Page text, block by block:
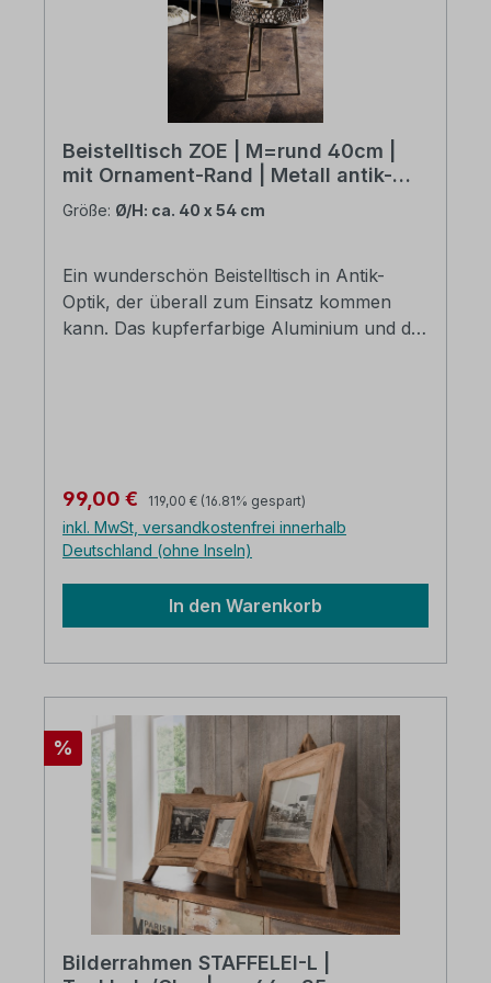
Beistelltisch ZOE | M=rund 40cm |
mit Ornament-Rand | Metall antik-
kupferfarbig
Größe: Ø/H: ca. 40 x 54 cm
Ein wunderschön Beistelltisch in Antik-
Optik, der überall zum Einsatz kommen
kann. Das kupferfarbige Aluminium und die
verpackt
Verkaufspreis:
99,00 € Regulärer Preis:
119,00 € (16.81% gespart)
inkl. MwSt, versandkostenfrei innerhalb
Deutschland (ohne Inseln)
In den Warenkorb
Rabatt
%
Bilderrahmen STAFFELEI-L |